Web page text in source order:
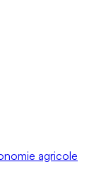
agricole